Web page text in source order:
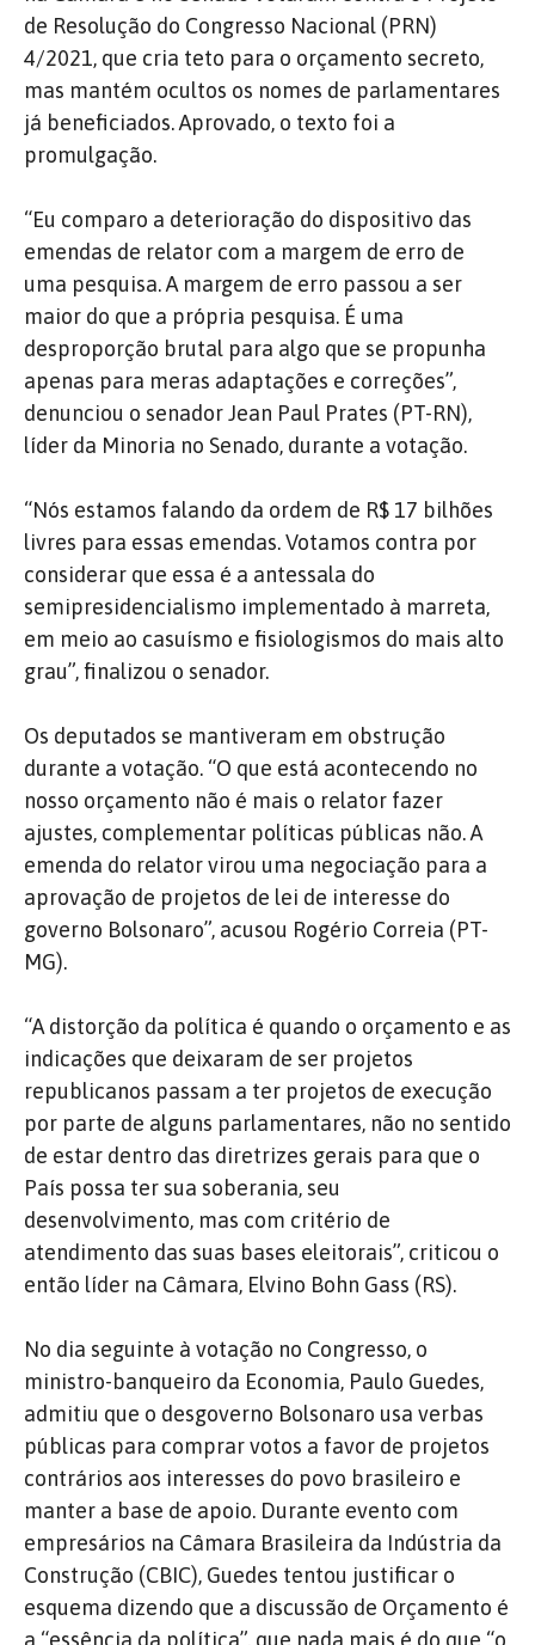
de Resolução do Congresso Nacional (PRN)
4/2021, que cria teto para o orçamento secreto,
mas mantém ocultos os nomes de parlamentares
já beneficiados. Aprovado, o texto foi a
promulgação.
“Eu comparo a deterioração do dispositivo das
emendas de relator com a margem de erro de
uma pesquisa. A margem de erro passou a ser
maior do que a própria pesquisa. É uma
desproporção brutal para algo que se propunha
apenas para meras adaptações e correções”,
denunciou o senador Jean Paul Prates (PT-RN),
líder da Minoria no Senado, durante a votação.
“Nós estamos falando da ordem de R$ 17 bilhões
livres para essas emendas. Votamos contra por
considerar que essa é a antessala do
semipresidencialismo implementado à marreta,
em meio ao casuísmo e fisiologismos do mais alto
grau”, finalizou o senador.
Os deputados se mantiveram em obstrução
durante a votação. “O que está acontecendo no
nosso orçamento não é mais o relator fazer
ajustes, complementar políticas públicas não. A
emenda do relator virou uma negociação para a
aprovação de projetos de lei de interesse do
governo Bolsonaro”, acusou Rogério Correia (PT-
MG).
“A distorção da política é quando o orçamento e as
indicações que deixaram de ser projetos
republicanos passam a ter projetos de execução
por parte de alguns parlamentares, não no sentido
de estar dentro das diretrizes gerais para que o
País possa ter sua soberania, seu
desenvolvimento, mas com critério de
atendimento das suas bases eleitorais”, criticou o
então líder na Câmara, Elvino Bohn Gass (RS).
No dia seguinte à votação no Congresso, o
ministro-banqueiro da Economia, Paulo Guedes,
admitiu que o desgoverno Bolsonaro usa verbas
públicas para comprar votos a favor de projetos
contrários aos interesses do povo brasileiro e
manter a base de apoio. Durante evento com
empresários na Câmara Brasileira da Indústria da
Construção (CBIC), Guedes tentou justificar o
esquema dizendo que a discussão de Orçamento é
a “essência da política”, que nada mais é do que “o